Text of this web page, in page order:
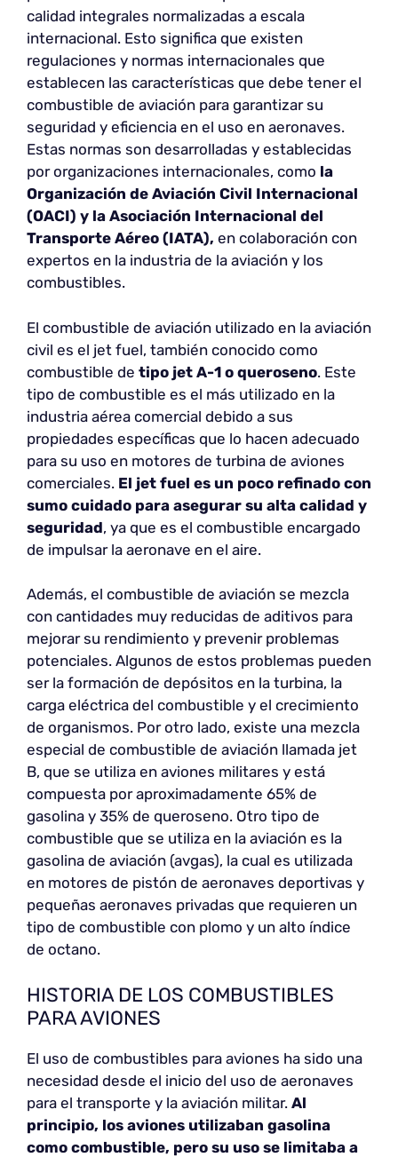
calidad integrales normalizadas a escala
internacional. Esto significa que existen
regulaciones y normas internacionales que
establecen las características que debe tener el
combustible de aviación para garantizar su
seguridad y eficiencia en el uso en aeronaves.
Estas normas son desarrolladas y establecidas
por organizaciones internacionales, como la
Organización de Aviación Civil Internacional
(OACI) y la Asociación Internacional del
Transporte Aéreo (IATA), en colaboración con
expertos en la industria de la aviación y los
combustibles.
El combustible de aviación utilizado en la aviación
civil es el jet fuel, también conocido como
combustible de tipo jet A-1 o queroseno. Este
tipo de combustible es el más utilizado en la
industria aérea comercial debido a sus
propiedades específicas que lo hacen adecuado
para su uso en motores de turbina de aviones
comerciales. El jet fuel es un poco refinado con
sumo cuidado para asegurar su alta calidad y
seguridad, ya que es el combustible encargado
de impulsar la aeronave en el aire.
Además, el combustible de aviación se mezcla
con cantidades muy reducidas de aditivos para
mejorar su rendimiento y prevenir problemas
potenciales. Algunos de estos problemas pueden
ser la formación de depósitos en la turbina, la
carga eléctrica del combustible y el crecimiento
de organismos. Por otro lado, existe una mezcla
especial de combustible de aviación llamada jet
B, que se utiliza en aviones militares y está
compuesta por aproximadamente 65% de
gasolina y 35% de queroseno. Otro tipo de
combustible que se utiliza en la aviación es la
gasolina de aviación (avgas), la cual es utilizada
en motores de pistón de aeronaves deportivas y
pequeñas aeronaves privadas que requieren un
tipo de combustible con plomo y un alto índice
de octano.
HISTORIA DE LOS COMBUSTIBLES
PARA AVIONES
El uso de combustibles para aviones ha sido una
necesidad desde el inicio del uso de aeronaves
para el transporte y la aviación militar. Al
principio, los aviones utilizaban gasolina
como combustible, pero su uso se limitaba a